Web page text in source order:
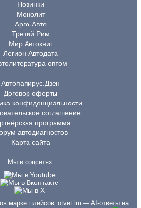
Новинки
Монолит
Арго-Авто
Третий Рим
Мир Автокниг
Легион-Автодата
оптом
Автопапирус.Дзен
Договор оферты
конфиденциальности
соглашение
программа
автодиагностов
Карта сайта
Мы в соцсетях:
маркетплейсов:otvet.im — AI-ответы на